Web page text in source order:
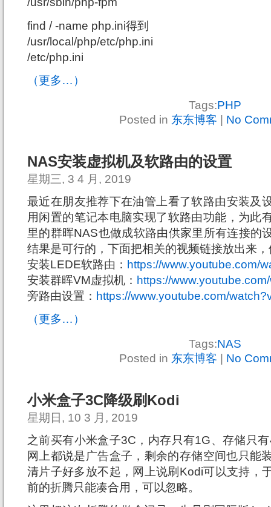
find / -name php.ini得到
/usr/local/php/etc/php.ini
/etc/php.ini
（更多…）
Tags:PHP
Posted in 东东博客 | No
NAS安装虚拟机及软路由的设置
星期三, 3 4 月, 2019
最近在朋友推荐下在油管上看了软路由安装及
用闲置的笔记本电脑实现了软路由功能，为此
里的群晖NAS也做成软路由供家里所有连接的
结果是可行的，下面把相关的视频链接放出来
安装LEDE软路由： https://www.youtube.com/
安装群晖VM虚拟机： https://
旁路由设置： https://www.youtube.com/
（更多…）
Tags:NAS
Posted in 东东博客 No
小米盒子3C降级刷Kodi
星期日, 10 3 月, 2019
之前买有小米盒子3C，内存只有1G、存储只
网上都说是广告盒子，剩余的存储空间也只能
清片子好多放不起，网上说刷Kodi可以支持，
前的折腾只能凑合用，可以忽略。